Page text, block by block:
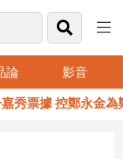
論 影音
票據 控鄭永金為